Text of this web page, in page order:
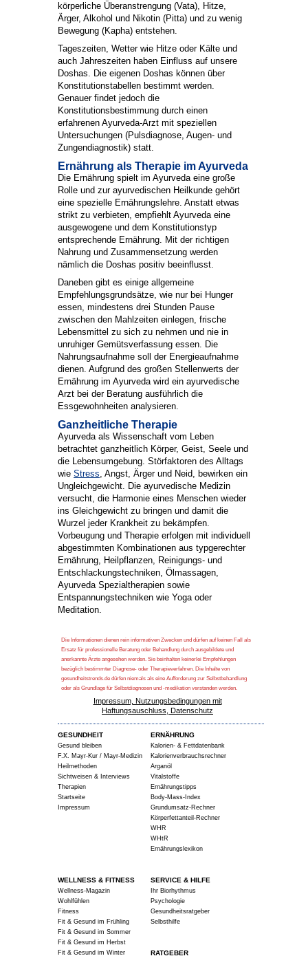
körperliche Überanstrengung (Vata), Hitze,
Ärger, Alkohol und Nikotin (Pitta) und zu wenig
Bewegung (Kapha) entstehen.
Tageszeiten, Wetter wie Hitze oder Kälte und
auch Jahreszeiten haben Einfluss auf unsere
Doshas. Die eigenen Doshas können über
Konstitutionstabellen bestimmt werden.
Genauer findet jedoch die
Konstitutionsbestimmung durch einen
erfahrenen Ayurveda-Arzt mit speziellen
Untersuchungen (Pulsdiagnose, Augen- und
Zungendiagnostik) statt.
Ernährung als Therapie im Ayurveda
Die Ernährung spielt im Ayurveda eine große
Rolle und zur ayurvedischen Heilkunde gehört
eine spezielle Ernährungslehre. Anstatt etwas
strikt zu verbieten, empfiehlt Ayurveda eine
ausgewogene und dem Konstitutionstyp
entsprechende Ernährung. Mit der richtigen
Nahrung und Zusammensetzung werden
nämlich die Doshas positiv beeinflusst.
Daneben gibt es einige allgemeine
Empfehlungsgrundsätze, wie nur bei Hunger
essen, mindestens drei Stunden Pause
zwischen den Mahlzeiten einlegen, frische
Lebensmittel zu sich zu nehmen und nie in
unruhiger Gemütsverfassung essen. Die
Nahrungsaufnahme soll der Energieaufnahme
dienen. Aufgrund des großen Stellenwerts der
Ernährung im Ayurveda wird ein ayurvedische
Arzt bei der Beratung ausführlich die
Essgewohnheiten analysieren.
Ganzheitliche Therapie
Ayurveda als Wissenschaft vom Leben
betrachtet ganzheitlich Körper, Geist, Seele und
die Lebensumgebung. Störfaktoren des Alltags
wie Stress, Angst, Ärger und Neid, bewirken ein
Ungleichgewicht. Die ayurvedische Medizin
versucht, die Harmonie eines Menschen wieder
ins Gleichgewicht zu bringen und damit die
Wurzel jeder Krankheit zu bekämpfen.
Vorbeugung und Therapie erfolgen mit individuell
abgestimmten Kombinationen aus typgerechter
Ernährung, Heilpflanzen, Reinigungs- und
Entschlackungstechniken, Ölmassagen,
Ayurveda Spezialtherapien sowie
Entspannungstechniken wie Yoga oder
Meditation.
Die Informationen dienen rein informativen Zwecken und dürfen auf keinen Fall als
Ersatz für professionelle Beratung oder Behandlung durch ausgebildete und
anerkannte Ärzte angesehen werden. Sie beinhalten keinerlei Empfehlungen
bezüglich bestimmter Diagnose- oder Therapieverfahren. Die Inhalte von
gesundheitstrends.de dürfen niemals als eine Aufforderung zur Selbstbehandlung
oder als Grundlage für Selbstdiagnosen und -medikation verstanden werden.
Impressum, Nutzungsbedingungen mit
Haftungsauschluss, Datenschutz
GESUNDHEIT
Gesund bleiben
F.X. Mayr-Kur / Mayr-Medizin
Heilmethoden
Sichtweisen & Interviews
Therapien
Startseite
Impressum
ERNÄHRUNG
Kalorien- & Fettdatenbank
Kalorienverbrauchsrechner
Arganöl
Vitalstoffe
Ernährungstipps
Body-Mass-Index
Grundumsatz-Rechner
Körperfettanteil-Rechner
WHR
WHtR
Ernährungslexikon
WELLNESS & FITNESS
Wellness-Magazin
Wohlfühlen
Fitness
Fit & Gesund im Frühling
Fit & Gesund im Sommer
Fit & Gesund im Herbst
Fit & Gesund im Winter
SERVICE & HILFE
Ihr Biorhythmus
Psychologie
Gesundheitsratgeber
Selbsthilfe
RATGEBER